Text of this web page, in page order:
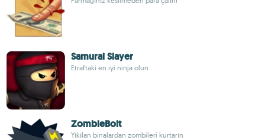
Samurai Slayer
Etraftaki en iyi ninja olun
ZombieBolt
Yıkılan binalardan zombileri kurtarın